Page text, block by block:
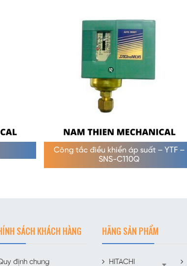
Công tắc điều khiển áp suất – YTF –
SNS-C110Q
SÁCH KHÁCH HÀNG
định chung
HÃNG SẢN PHẨM
HITACHI